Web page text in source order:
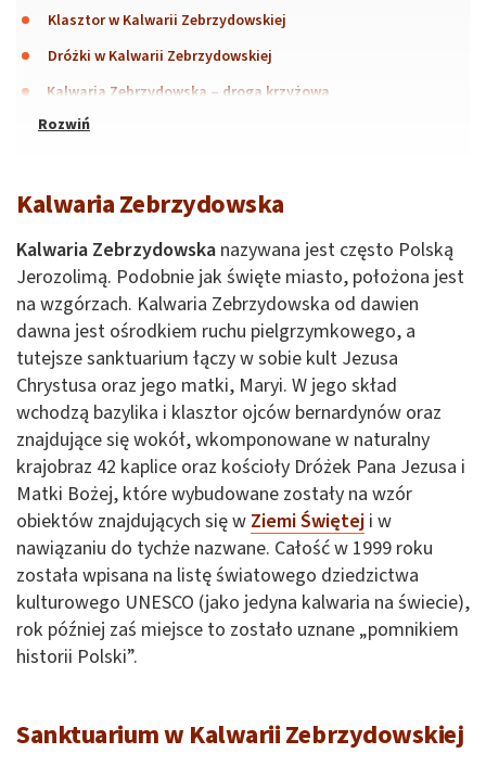
Klasztor w Kalwarii Zebrzydowskiej
Dróżki w Kalwarii Zebrzydowskiej
Kalwaria Zebrzydowska – droga krzyżowa
Kalwaria Zebrzydowska
Kalwaria Zebrzydowska nazywana jest często Polską
Jerozolimą. Podobnie jak święte miasto, położona jest
na wzgórzach. Kalwaria Zebrzydowska od dawien
dawna jest ośrodkiem ruchu pielgrzymkowego, a
tutejsze sanktuarium łączy w sobie kult Jezusa
Chrystusa oraz jego matki, Maryi. W jego skład
wchodzą bazylika i klasztor ojców bernardynów oraz
znajdujące się wokół, wkomponowane w naturalny
krajobraz 42 kaplice oraz kościoły Dróżek Pana Jezusa i
Matki Bożej, które wybudowane zostały na wzór
obiektów znajdujących się w Ziemi Świętej i w
nawiązaniu do tychże nazwane. Całość w 1999 roku
została wpisana na listę światowego dziedzictwa
kulturowego UNESCO (jako jedyna kalwaria na świecie),
rok później zaś miejsce to zostało uznane „pomnikiem
historii Polski”.
Sanktuarium w Kalwarii Zebrzydowskiej